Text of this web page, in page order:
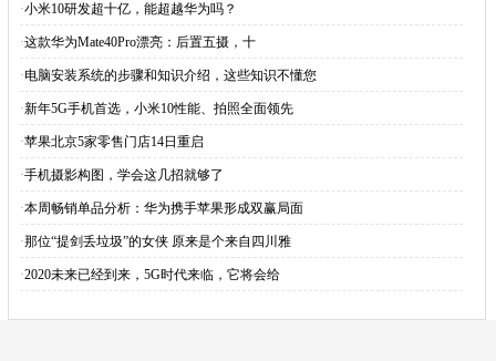
·小米10研发超十亿，能超越华为吗？
·这款华为Mate40Pro漂亮：后置五摄，十
·电脑安装系统的步骤和知识介绍，这些知识不懂您
·新年5G手机首选，小米10性能、拍照全面领先
·苹果北京5家零售门店14日重启
·手机摄影构图，学会这几招就够了
·本周畅销单品分析：华为携手苹果形成双赢局面
·那位“提剑丢垃圾”的女侠 原来是个来自四川雅
·2020未来已经到来，5G时代来临，它将会给